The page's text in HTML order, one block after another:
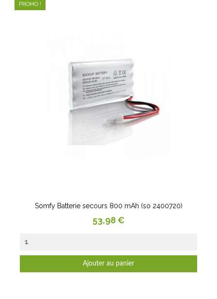
Somfy Batterie secours 800 mAh (so 2400720)
Prix
53,98 €
Ajouter au panier
PROMO !